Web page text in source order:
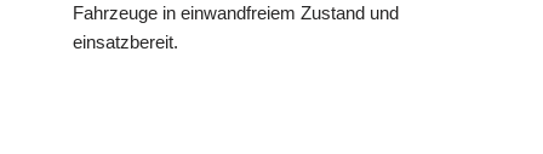
Fahrzeuge in einwandfreiem Zustand und
einsatzbereit.